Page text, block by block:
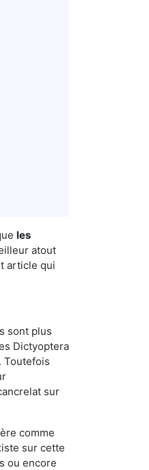
les
atout
article qui
sont plus
Dictyoptera
Toutefois
sur
comme
sur cette
ou encore